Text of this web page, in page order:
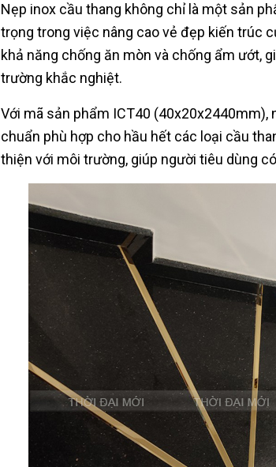
Nẹp inox cầu thang không chỉ là một sản
trọng trong việc nâng cao vẻ đẹp kiến trúc
khả năng chống ăn mòn và chống ẩm ướt,
trường khắc nghiệt.
Với mã sản phẩm ICT40
chuẩn phù hợp cho hầu hết các loại cầu
thiện với môi trường, giúp người tiêu dùng